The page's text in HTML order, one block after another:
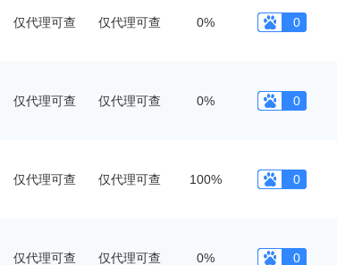
仅代理可查 仅代理可查 0% 0
仅代理可查 仅代理可查 0% 0
仅代理可查 仅代理可查 100% 0
仅代理可查 仅代理可查 0% 0